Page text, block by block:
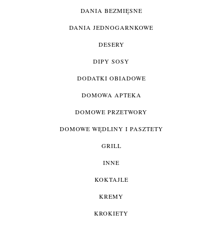
DANIA BEZMIĘSNE
DANIA JEDNOGARNKOWE
DESERY
DIPY SOSY
DODATKI OBIADOWE
DOMOWA APTEKA
DOMOWE PRZETWORY
DOMOWE WĘDLINY I PASZTETY
GRILL
INNE
KOKTAJLE
KREMY
KROKIETY